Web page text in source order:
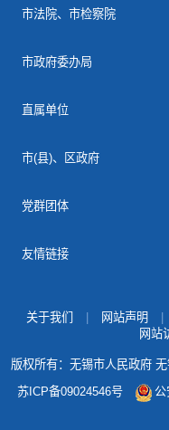
市法院、市检察院
市政府委办局
直属单位
市(县)、区政府
党群团体
友情链接
关于我们 网站声明
网站
版权所有：无锡市人民政府
苏ICP备09024546号